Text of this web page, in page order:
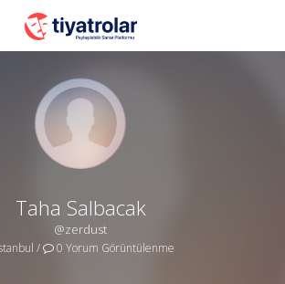
Taha Salbacak
@zerdust
/ 0 Yorum Görüntülenme